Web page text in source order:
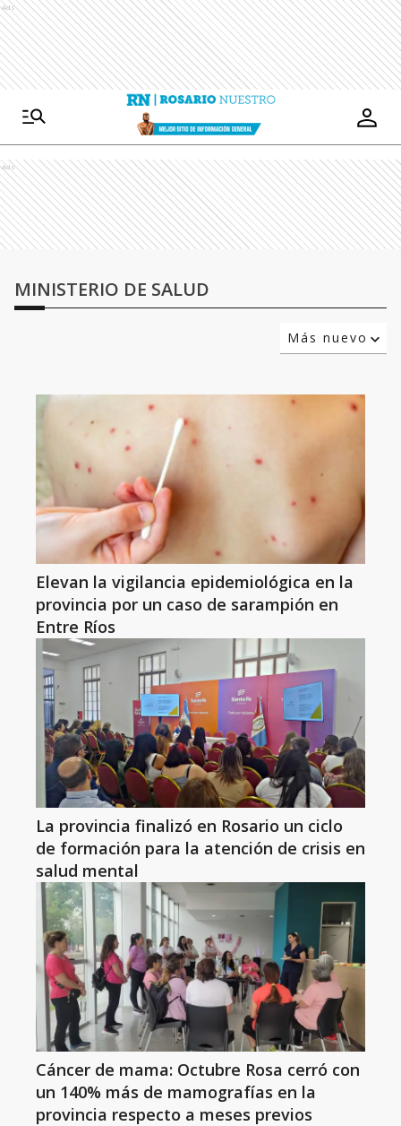
Ads
Ads
MINISTERIO DE SALUD
Más nuevo
Elevan la vigilancia epidemiológica en la
provincia por un caso de sarampión en
Entre Ríos
La provincia finalizó en Rosario un ciclo
de formación para la atención de crisis en
salud mental
Cáncer de mama: Octubre Rosa cerró con
un 140% más de mamografías en la
provincia respecto a meses previos